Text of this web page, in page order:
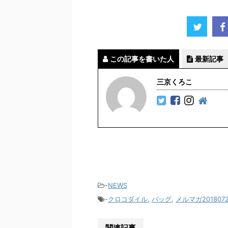
この記事を書いた人 最新記事
三京くろこ
-NEWS
-クロコダイル, バッグ, メルマガ